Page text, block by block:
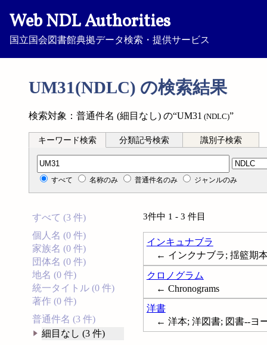
Web NDL Authorities
国立国会図書館典拠データ検索・提供サービス
UM31(NDLC) の検索結果
検索対象：普通件名 (細目なし) の“UM31 (NDLC)”
キーワード検索 分類記号検索 識別子検索
分類記号検索
すべて 名称のみ 普通件名のみ ジャンルのみ
すべて (3 件)
個人名 (0 件)
家族名 (0 件)
団体名 (0 件)
地名 (0 件)
統一タイトル (0 件)
著作 (0 件)
普通件名 (3 件)
細目なし (3 件)
3件中 1 - 3 件目
インキュナブラ
← インクナブラ; 揺籃期
クロノグラム
← Chronograms
洋書
← 洋本; 洋図書; 図書--ヨ